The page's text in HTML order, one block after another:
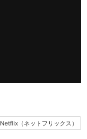
Netflix（ネットフリックス）